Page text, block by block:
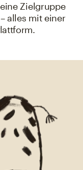
Zielgruppe
alles mit einer